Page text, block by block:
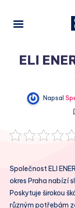
ELI
Napsal
Společnost ELI
okres Praha nabízí
Poskytuje širokou
různým potřebám